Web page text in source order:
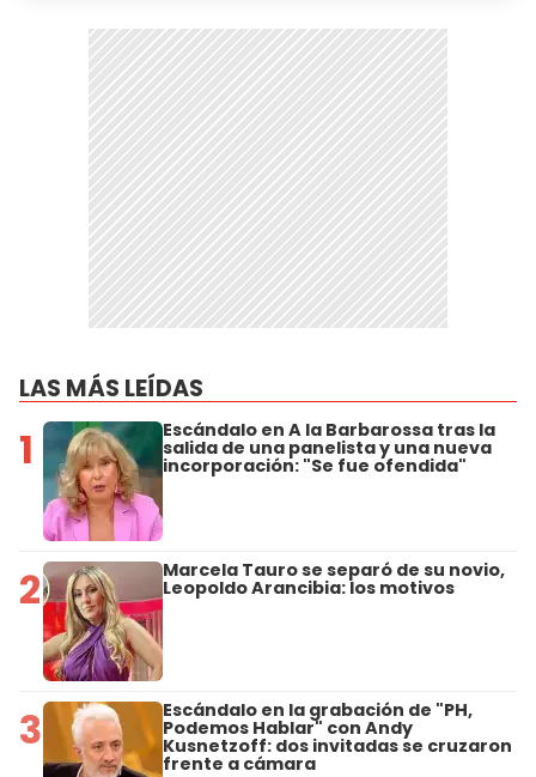
LAS MÁS LEÍDAS
1 Escándalo en A la Barbarossa tras la
salida de una panelista y una nueva
incorporación: "Se fue ofendida"
2 Marcela Tauro se separó de su novio,
Leopoldo Arancibia: los motivos
3 Escándalo en la grabación de "PH,
Podemos Hablar" con Andy
Kusnetzoff: dos invitadas se cruzaron
frente a cámara